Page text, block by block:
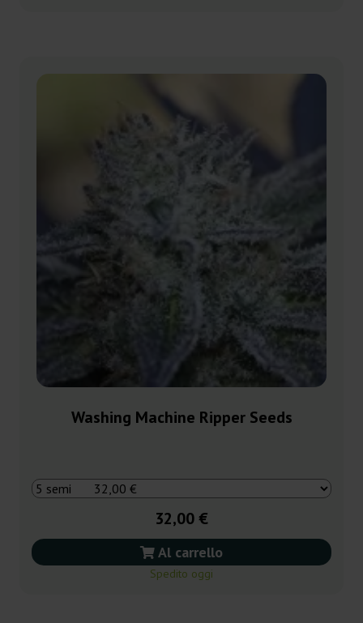
Washing Machine Ripper Seeds
32,00 €
Al carrello
Spedito oggi